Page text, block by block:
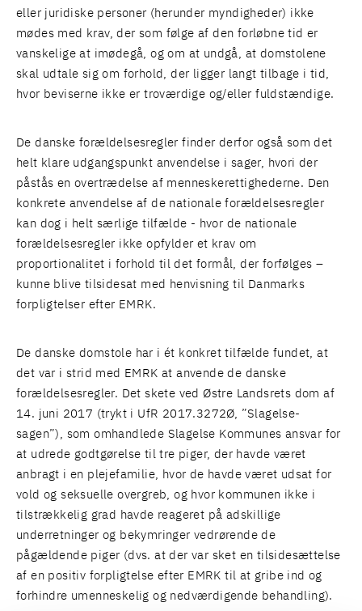
eller juridiske personer (herunder myndigheder) ikke
mødes med krav, der som følge af den forløbne tid er
vanskelige at imødegå, og om at undgå, at domstolene
skal udtale sig om forhold, der ligger langt tilbage i tid,
hvor beviserne ikke er troværdige og/eller fuldstændige.
De danske forældelsesregler finder derfor også som det
helt klare udgangspunkt anvendelse i sager, hvori der
påstås en overtrædelse af menneskerettighederne. Den
konkrete anvendelse af de nationale forældelsesregler
kan dog i helt særlige tilfælde - hvor de nationale
forældelsesregler ikke opfylder et krav om
proportionalitet i forhold til det formål, der forfølges –
kunne blive tilsidesat med henvisning til Danmarks
forpligtelser efter EMRK.
De danske domstole har i ét konkret tilfælde fundet, at
det var i strid med EMRK at anvende de danske
forældelsesregler. Det skete ved Østre Landsrets dom af
14. juni 2017 (trykt i UfR 2017.3272Ø, ”Slagelse-
sagen”), som omhandlede Slagelse Kommunes ansvar for
at udrede godtgørelse til tre piger, der havde været
anbragt i en plejefamilie, hvor de havde været udsat for
vold og seksuelle overgreb, og hvor kommunen ikke i
tilstrækkelig grad havde reageret på adskillige
underretninger og bekymringer vedrørende de
pågældende piger (dvs. at der var sket en tilsidesættelse
af en positiv forpligtelse efter EMRK til at gribe ind og
forhindre umenneskelig og nedværdigende behandling).